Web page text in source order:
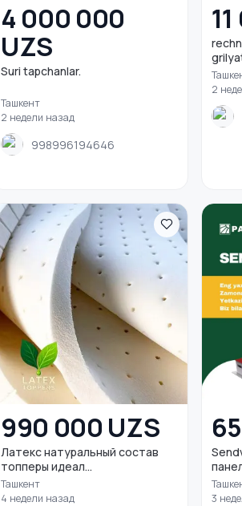
4 000 000
UZS
Suri tapchanlar.
Ташкент
2 недели назад
998996194646
2
990 000 UZS
Латекс натуральный состав
топперы идеал...
Ташкент
4 недели назад
3